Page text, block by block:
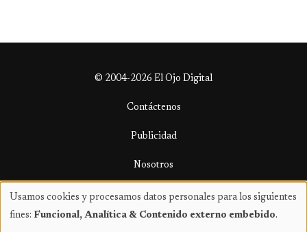
© 2004-2026 El Ojo Digital
Contáctenos
Publicidad
Nosotros
Términos y condiciones
Uso
Usamos cookies y procesamos datos personales para los siguientes
fines: Funcional, Analítica & Contenido externo embebido.